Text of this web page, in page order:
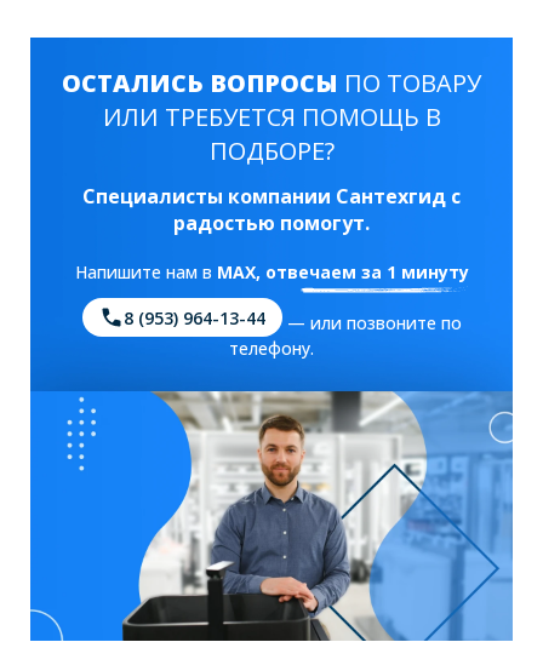
ОСТАЛИСЬ ВОПРОСЫ ПО ТОВАРУ
ИЛИ ТРЕБУЕТСЯ ПОМОЩЬ В
ПОДБОРЕ?
Специалисты компании Сантехгид с
радостью помогут.
Напишите нам в MAX, отвечаем за 1 минуту
8 (953) 964-13-44
— или позвоните по
телефону.